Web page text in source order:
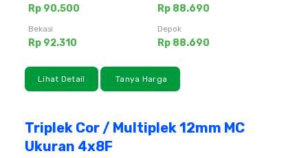
Rp 90.500 Rp 88.690
Bekasi
Rp 92.310
Depok
Rp 88.690
Lihat Detail Tanya Harga
Triplek Cor / Multiplek 12mm MC
Ukuran 4x8F